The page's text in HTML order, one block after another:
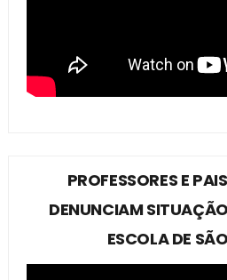
PROFESSORES E
DENUNCIAM
ESCOLA DE